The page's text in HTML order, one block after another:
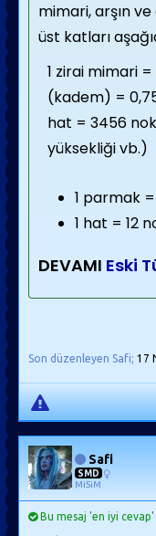
mimari, arşın
üst katları
1 zirai mimari
(kadem) =
hat = 3456
yüksekliği vb.)
1 parmak
1 hat = 12
DEVAMI Eski
Son düzenleyen Safi; 17
Safi
SMD
MiSiM
Bu mesaj 'en iyi cevap'